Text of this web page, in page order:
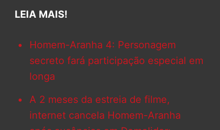
LEIA MAIS!
Homem-Aranha 4: Personagem
secreto fará participação especial em
longa
A 2 meses da estreia de filme,
internet cancela Homem-Aranha